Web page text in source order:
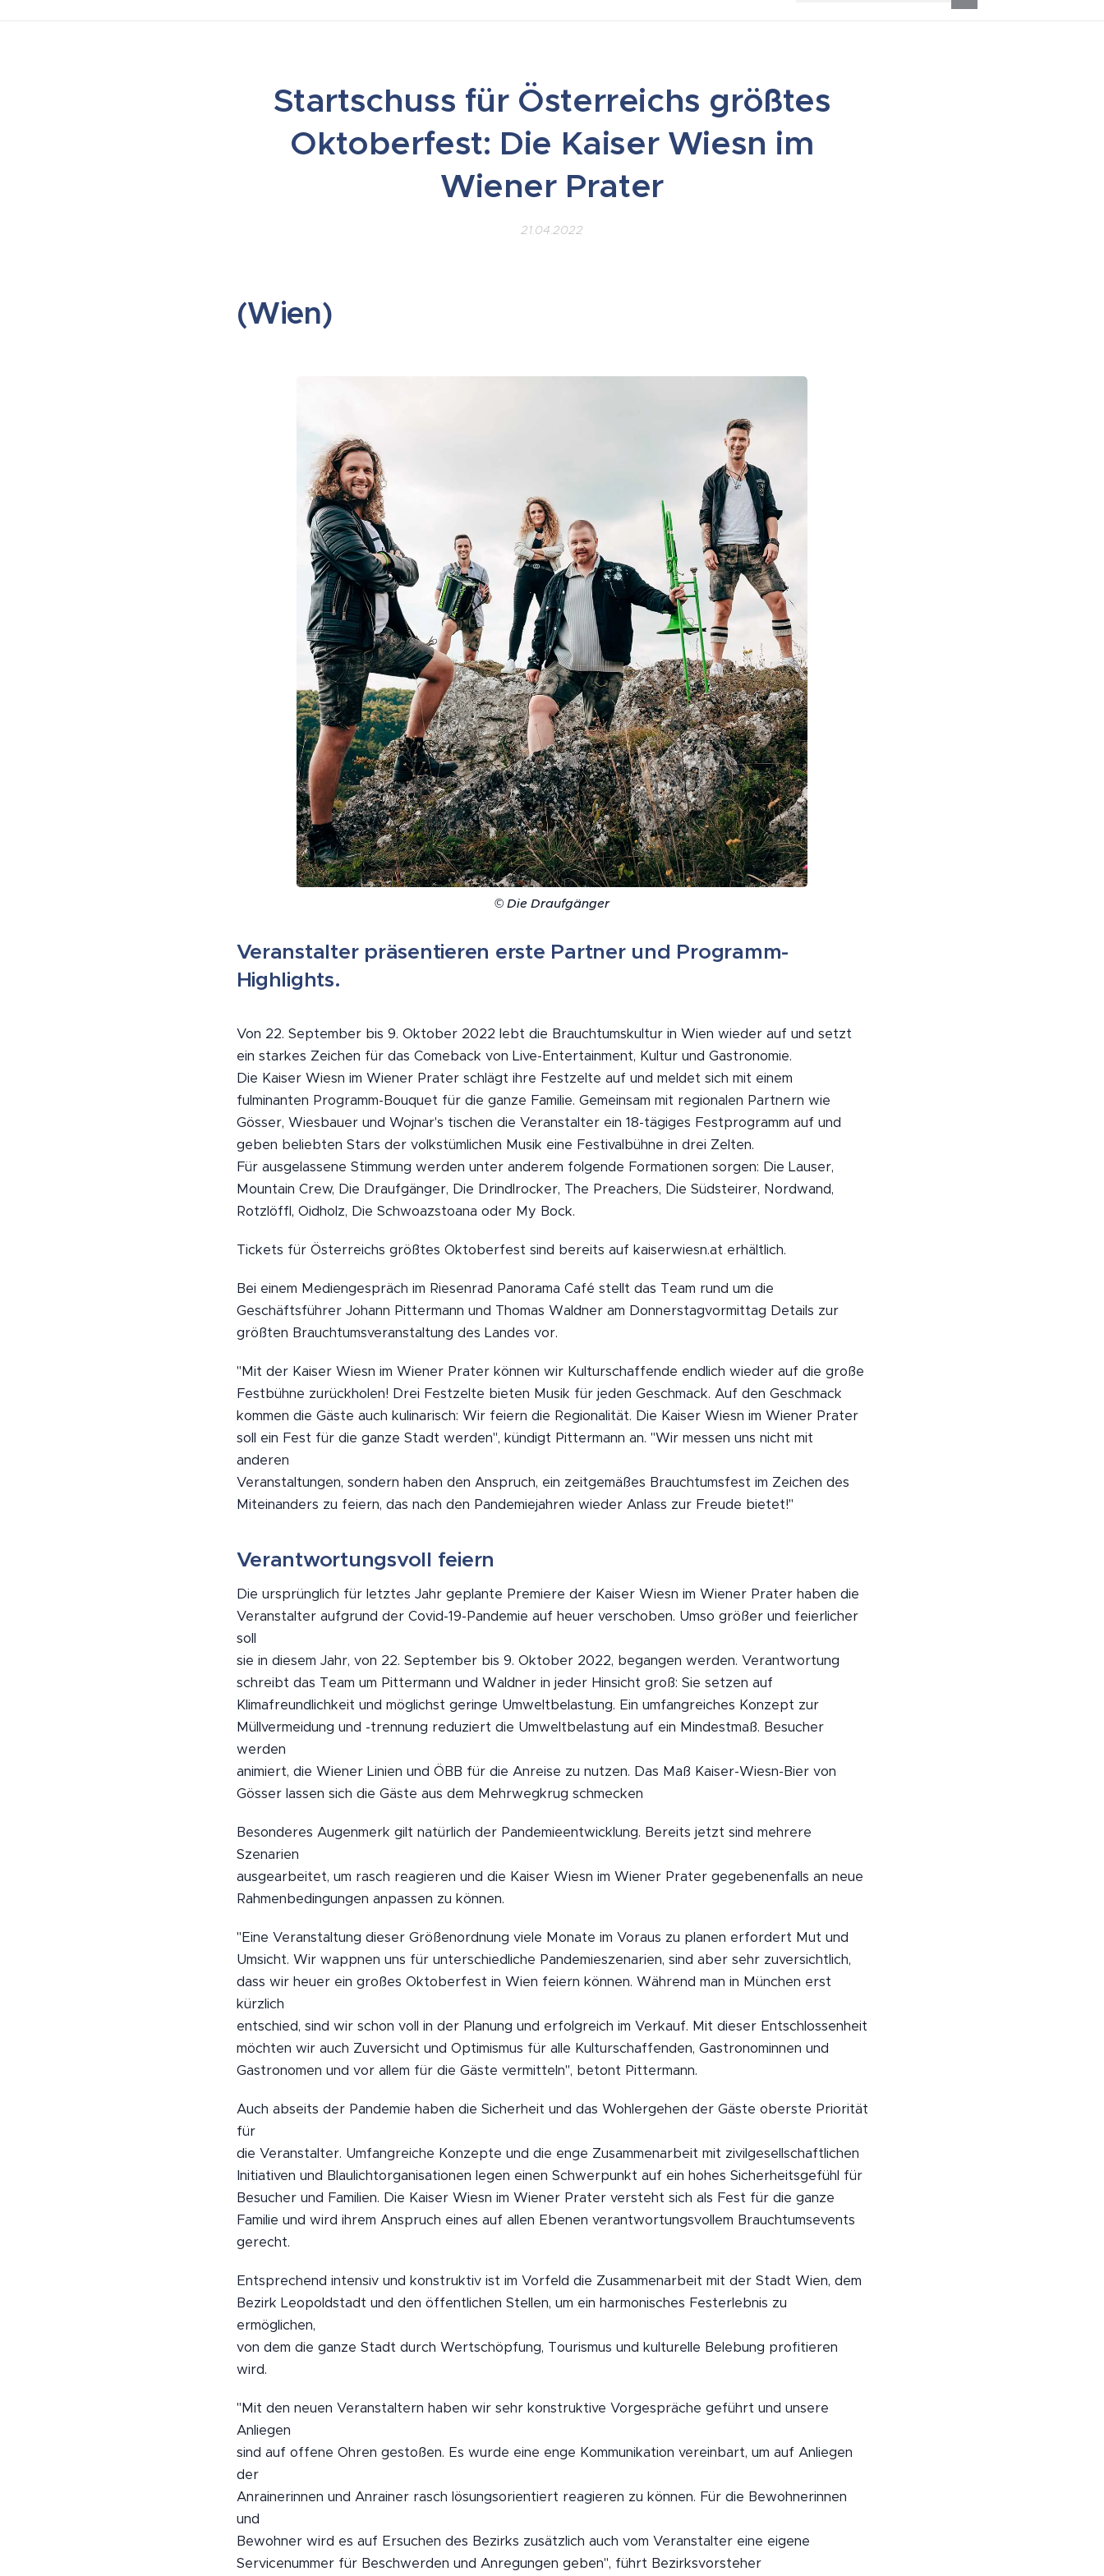
Startschuss für Österreichs größtes
Oktoberfest: Die Kaiser Wiesn im
Wiener Prater
21.04.2022
(Wien)
© Die Draufgänger
Veranstalter präsentieren erste Partner und Programm-
Highlights.
Von 22. September bis 9. Oktober 2022 lebt die Brauchtumskultur in Wien wieder auf und setzt
ein starkes Zeichen für das Comeback von Live-Entertainment, Kultur und Gastronomie.
Die Kaiser Wiesn im Wiener Prater schlägt ihre Festzelte auf und meldet sich mit einem
fulminanten Programm-Bouquet für die ganze Familie. Gemeinsam mit regionalen Partnern wie
Gösser, Wiesbauer und Wojnar's tischen die Veranstalter ein 18-tägiges Festprogramm auf und
geben beliebten Stars der volkstümlichen Musik eine Festivalbühne in drei Zelten.
Für ausgelassene Stimmung werden unter anderem folgende Formationen sorgen: Die Lauser,
Mountain Crew, Die Draufgänger, Die Drindlrocker, The Preachers, Die Südsteirer, Nordwand,
Rotzlöffl, Oidholz, Die Schwoazstoana oder My Bock.
Tickets für Österreichs größtes Oktoberfest sind bereits auf kaiserwiesn.at erhältlich.
Bei einem Mediengespräch im Riesenrad Panorama Café stellt das Team rund um die
Geschäftsführer Johann Pittermann und Thomas Waldner am Donnerstagvormittag Details zur
größten Brauchtumsveranstaltung des Landes vor.
"Mit der Kaiser Wiesn im Wiener Prater können wir Kulturschaffende endlich wieder auf die große
Festbühne zurückholen! Drei Festzelte bieten Musik für jeden Geschmack. Auf den Geschmack
kommen die Gäste auch kulinarisch: Wir feiern die Regionalität. Die Kaiser Wiesn im Wiener Prater
soll ein Fest für die ganze Stadt werden", kündigt Pittermann an. "Wir messen uns nicht mit
anderen
Veranstaltungen, sondern haben den Anspruch, ein zeitgemäßes Brauchtumsfest im Zeichen des
Miteinanders zu feiern, das nach den Pandemiejahren wieder Anlass zur Freude bietet!"
Verantwortungsvoll feiern
Die ursprünglich für letztes Jahr geplante Premiere der Kaiser Wiesn im Wiener Prater haben die
Veranstalter aufgrund der Covid-19-Pandemie auf heuer verschoben. Umso größer und feierlicher
soll
sie in diesem Jahr, von 22. September bis 9. Oktober 2022, begangen werden. Verantwortung
schreibt das Team um Pittermann und Waldner in jeder Hinsicht groß: Sie setzen auf
Klimafreundlichkeit und möglichst geringe Umweltbelastung. Ein umfangreiches Konzept zur
Müllvermeidung und -trennung reduziert die Umweltbelastung auf ein Mindestmaß. Besucher
werden
animiert, die Wiener Linien und ÖBB für die Anreise zu nutzen. Das Maß Kaiser-Wiesn-Bier von
Gösser lassen sich die Gäste aus dem Mehrwegkrug schmecken
Besonderes Augenmerk gilt natürlich der Pandemieentwicklung. Bereits jetzt sind mehrere
Szenarien
ausgearbeitet, um rasch reagieren und die Kaiser Wiesn im Wiener Prater gegebenenfalls an neue
Rahmenbedingungen anpassen zu können.
"Eine Veranstaltung dieser Größenordnung viele Monate im Voraus zu planen erfordert Mut und
Umsicht. Wir wappnen uns für unterschiedliche Pandemieszenarien, sind aber sehr zuversichtlich,
dass wir heuer ein großes Oktoberfest in Wien feiern können. Während man in München erst
kürzlich
entschied, sind wir schon voll in der Planung und erfolgreich im Verkauf. Mit dieser Entschlossenheit
möchten wir auch Zuversicht und Optimismus für alle Kulturschaffenden, Gastronominnen und
Gastronomen und vor allem für die Gäste vermitteln", betont Pittermann.
Auch abseits der Pandemie haben die Sicherheit und das Wohlergehen der Gäste oberste Priorität
für
die Veranstalter. Umfangreiche Konzepte und die enge Zusammenarbeit mit zivilgesellschaftlichen
Initiativen und Blaulichtorganisationen legen einen Schwerpunkt auf ein hohes Sicherheitsgefühl für
Besucher und Familien. Die Kaiser Wiesn im Wiener Prater versteht sich als Fest für die ganze
Familie und wird ihrem Anspruch eines auf allen Ebenen verantwortungsvollem Brauchtumsevents
gerecht.
Entsprechend intensiv und konstruktiv ist im Vorfeld die Zusammenarbeit mit der Stadt Wien, dem
Bezirk Leopoldstadt und den öffentlichen Stellen, um ein harmonisches Festerlebnis zu
ermöglichen,
von dem die ganze Stadt durch Wertschöpfung, Tourismus und kulturelle Belebung profitieren
wird.
"Mit den neuen Veranstaltern haben wir sehr konstruktive Vorgespräche geführt und unsere
Anliegen
sind auf offene Ohren gestoßen. Es wurde eine enge Kommunikation vereinbart, um auf Anliegen
der
Anrainerinnen und Anrainer rasch lösungsorientiert reagieren zu können. Für die Bewohnerinnen
und
Bewohner wird es auf Ersuchen des Bezirks zusätzlich auch vom Veranstalter eine eigene
Servicenummer für Beschwerden und Anregungen geben", führt Bezirksvorsteher